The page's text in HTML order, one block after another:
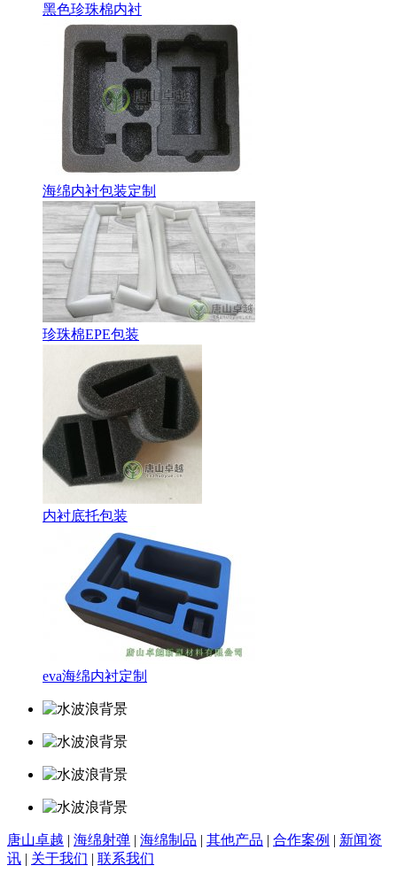
黑色珍珠棉内衬
海绵内衬包装定制
珍珠棉EPE包装
内衬底托包装
eva海绵内衬定制
唐山卓越 | 海绵射弹 | 海绵制品 | 其他产品 | 合作案例 | 新闻资
讯 | 关于我们 | 联系我们